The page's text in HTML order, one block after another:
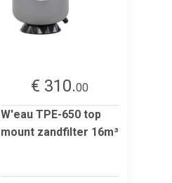
€ 310.00
W'eau TPE-650 top
mount zandfilter 16m³